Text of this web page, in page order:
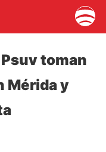
toman
Mérida y